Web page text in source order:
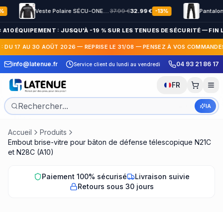
Veste Polaire SÉCU-ONE HV-TAPE Sécurité Privée noir37.99€32.99€ -13%
A10 ÉQUIPEMENT : JUSQU'À -19 % SUR LES TENUES DE SÉCURITÉ — FIN
DU 17 AU 30 AOÛT 2026 — REPRISE LE 31/08 — PENSEZ À VOS
info@latenue.fr
changer d'avis
Service client du lundi au vendredi Impression ou
04 93 21 86 17
FR
IA
Accueil
Produits
Embout brise-vitre pour bâton de défense télescopique N21C
et N28C (A10)
Paiement 100% sécurisé
Livraison suivie
Retours sous 30 jours